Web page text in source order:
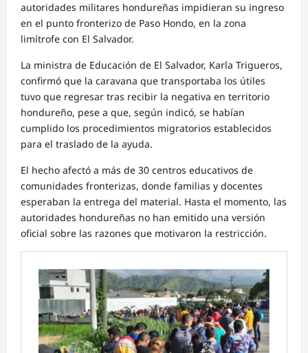
autoridades militares hondureñas impidieran su ingreso
en el punto fronterizo de Paso Hondo, en la zona
limítrofe con El Salvador.
La ministra de Educación de El Salvador, Karla Trigueros,
confirmó que la caravana que transportaba los útiles
tuvo que regresar tras recibir la negativa en territorio
hondureño, pese a que, según indicó, se habían
cumplido los procedimientos migratorios establecidos
para el traslado de la ayuda.
El hecho afectó a más de 30 centros educativos de
comunidades fronterizas, donde familias y docentes
esperaban la entrega del material. Hasta el momento, las
autoridades hondureñas no han emitido una versión
oficial sobre las razones que motivaron la restricción.